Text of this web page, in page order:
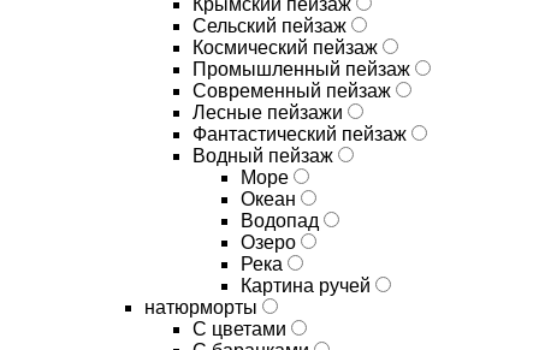
Крымский пейзаж
Сельский пейзаж
Космический пейзаж
Промышленный пейзаж
Современный пейзаж
Лесные пейзажи
Фантастический пейзаж
Водный пейзаж
Море
Океан
Водопад
Озеро
Река
Картина ручей
натюрморты
С цветами